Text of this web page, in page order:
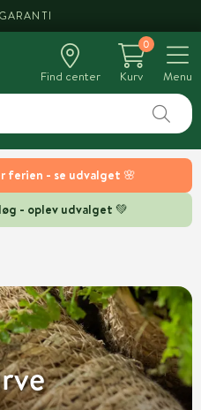
ferien - se udvalget 🌸
- oplev udvalget 💚
DAG
Find center
0
Kurv
Menu